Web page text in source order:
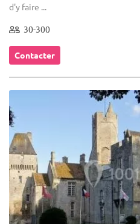
d'y faire ...
30-300
Contacter